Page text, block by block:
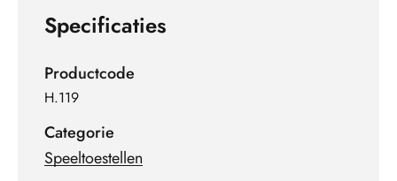
Specificaties
Productcode
H.119
Categorie
Speeltoestellen